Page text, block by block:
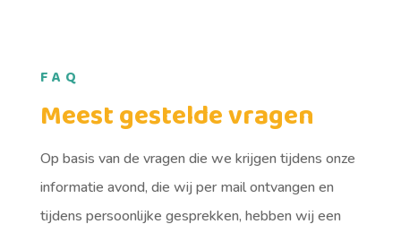
FAQ
Meest gestelde vragen
Op basis van de vragen die we krijgen tijdens onze
informatie avond, die wij per mail ontvangen en
tijdens persoonlijke gesprekken, hebben wij een